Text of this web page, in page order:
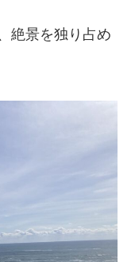
絶景を独り占め